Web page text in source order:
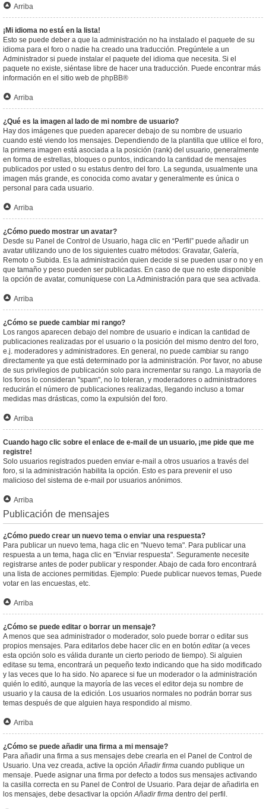
Arriba
¡Mi idioma no está en la lista!
Esto se puede deber a que la administración no ha instalado el paquete de su
idioma para el foro o nadie ha creado una traducción. Pregúntele a un
Administrador si puede instalar el paquete del idioma que necesita. Si el
paquete no existe, siéntase libre de hacer una traducción. Puede encontrar más
información en el sitio web de phpBB®
Arriba
¿Qué es la imagen al lado de mi nombre de usuario?
Hay dos imágenes que pueden aparecer debajo de su nombre de usuario
cuando esté viendo los mensajes. Dependiendo de la plantilla que utilice el foro,
la primera imagen está asociada a la posición (rank) del usuario, generalmente
en forma de estrellas, bloques o puntos, indicando la cantidad de mensajes
publicados por usted o su estatus dentro del foro. La segunda, usualmente una
imagen más grande, es conocida como avatar y generalmente es única o
personal para cada usuario.
Arriba
¿Cómo puedo mostrar un avatar?
Desde su Panel de Control de Usuario, haga clic en “Perfil” puede añadir un
avatar utilizando uno de los siguientes cuatro métodos: Gravatar, Galería,
Remoto o Subida. Es la administración quien decide si se pueden usar o no y en
que tamaño y peso pueden ser publicadas. En caso de que no este disponible
la opción de avatar, comuníquese con La Administración para que sea activada.
Arriba
¿Cómo se puede cambiar mi rango?
Los rangos aparecen debajo del nombre de usuario e indican la cantidad de
publicaciones realizadas por el usuario o la posición del mismo dentro del foro,
e.j. moderadores y administradores. En general, no puede cambiar su rango
directamente ya que está determinado por la administración. Por favor, no abuse
de sus privilegios de publicación solo para incrementar su rango. La mayoría de
los foros lo consideran "spam", no lo toleran, y moderadores o administradores
reducirán el número de publicaciones realizadas, llegando incluso a tomar
medidas mas drásticas, como la expulsión del foro.
Arriba
Cuando hago clic sobre el enlace de e-mail de un usuario, ¡me pide que me
registre!
Solo usuarios registrados pueden enviar e-mail a otros usuarios a través del
foro, si la administración habilita la opción. Esto es para prevenir el uso
malicioso del sistema de e-mail por usuarios anónimos.
Arriba
Publicación de mensajes
¿Cómo puedo crear un nuevo tema o enviar una respuesta?
Para publicar un nuevo tema, haga clic en "Nuevo tema". Para publicar una
respuesta a un tema, haga clic en "Enviar respuesta". Seguramente necesite
registrarse antes de poder publicar y responder. Abajo de cada foro encontrará
una lista de acciones permitidas. Ejemplo: Puede publicar nuevos temas, Puede
votar en las encuestas, etc.
Arriba
¿Cómo se puede editar o borrar un mensaje?
A menos que sea administrador o moderador, solo puede borrar o editar sus
propios mensajes. Para editarlos debe hacer clic en en botón editar(a veces
esta opción solo es válida durante un cierto periodo de tiempo). Si alguien
editase su tema, encontrará un pequeño texto indicando que ha sido modificado
y las veces que lo ha sido. No aparece si fue un moderador o la administración
quién lo editó, aunque la mayoría de las veces el editor deja su nombre de
usuario y la causa de la edición. Los usuarios normales no podrán borrar sus
temas después de que alguien haya respondido al mismo.
Arriba
¿Cómo se puede añadir una firma a mi mensaje?
Para añadir una firma a sus mensajes debe crearla en el Panel de Control de
Usuario. Una vez creada, active la opciónAñadir firma cuando publique un
mensaje. Puede asignar una firma por defecto a todos sus mensajes activando
la casilla correcta en su Panel de Control de Usuario. Para dejar de añadirla en
los mensajes, debe desactivar la opciónAñadir firma dentro del perfil.